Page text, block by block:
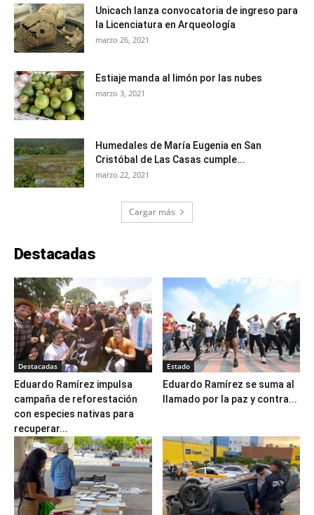
Unicach lanza convocatoria de ingreso para
la Licenciatura en Arqueología
marzo 26, 2021
Estiaje manda al limón por las nubes
marzo 3, 2021
Humedales de María Eugenia en San
Cristóbal de Las Casas cumple...
marzo 22, 2021
Cargar más
Destacadas
Destacadas
Eduardo Ramírez impulsa
campaña de reforestación
con especies nativas para
recuperar...
Estado
Eduardo Ramírez se suma al
llamado por la paz y contra...